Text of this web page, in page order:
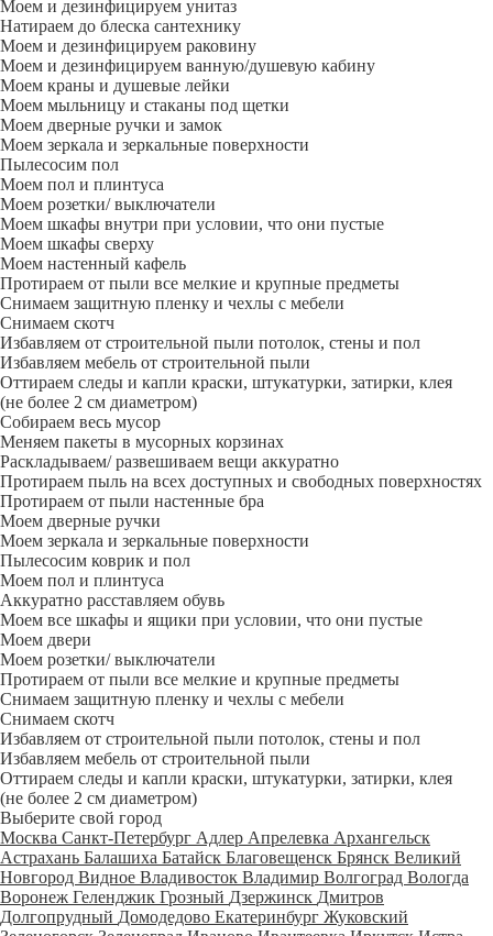
Моем и дезинфицируем унитаз
Натираем до блеска сантехнику
Моем и дезинфицируем раковину
Моем и дезинфицируем ванную/душевую кабину
Моем краны и душевые лейки
Моем мыльницу и стаканы под щетки
Моем дверные ручки и замок
Моем зеркала и зеркальные поверхности
Пылесосим пол
Моем пол и плинтуса
Моем розетки/ выключатели
Моем шкафы внутри при условии, что они пустые
Моем шкафы сверху
Моем настенный кафель
Протираем от пыли все мелкие и крупные предметы
Снимаем защитную пленку и чехлы с мебели
Снимаем скотч
Избавляем от строительной пыли потолок, стены и пол
Избавляем мебель от строительной пыли
Оттираем следы и капли краски, штукатурки, затирки, клея
(не более 2 см диаметром)
Собираем весь мусор
Меняем пакеты в мусорных корзинах
Раскладываем/ развешиваем вещи аккуратно
Протираем пыль на всех доступных и свободных поверхностях
Протираем от пыли настенные бра
Моем дверные ручки
Моем зеркала и зеркальные поверхности
Пылесосим коврик и пол
Моем пол и плинтуса
Аккуратно расставляем обувь
Моем все шкафы и ящики при условии, что они пустые
Моем двери
Моем розетки/ выключатели
Протираем от пыли все мелкие и крупные предметы
Снимаем защитную пленку и чехлы с мебели
Снимаем скотч
Избавляем от строительной пыли потолок, стены и пол
Избавляем мебель от строительной пыли
Оттираем следы и капли краски, штукатурки, затирки, клея
(не более 2 см диаметром)
Выберите свой город
Москва Санкт-Петербург Адлер Апрелевка Архангельск
Астрахань Балашиха Батайск Благовещенск Брянск Великий
Новгород Видное Владивосток Владимир Волгоград Вологда
Воронеж Геленджик Грозный Дзержинск Дмитров
Долгопрудный Домодедово Екатеринбург Жуковский